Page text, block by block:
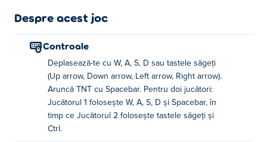
Cum să joci Dyna Boy?
Aruncă TNT: bara de spațiu
Cum să joci Dyna Boy cu doi jucători?
Jucătorul 1
Despre acest joc
Controale
Deplasează-te cu W, A, S, D sau tastele săgeți
(Up arrow, Down arrow, Left arrow, Right arrow).
Aruncă TNT cu Spacebar. Pentru doi jucători:
Jucătorul 1 folosește W, A, S, D și Spacebar, în
timp ce Jucătorul 2 folosește tastele săgeți și
Ctrl.